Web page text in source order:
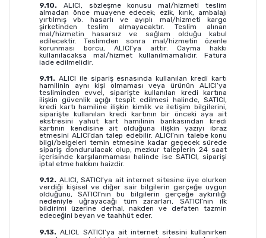
9.10. ALICI, sözleşme konusu mal/hizmeti teslim
almadan önce muayene edecek; ezik, kırık, ambalajı
yırtılmış vb. hasarlı ve ayıplı mal/hizmeti kargo
şirketinden teslim almayacaktır. Teslim alınan
mal/hizmetin hasarsız ve sağlam olduğu kabul
edilecektir. Teslimden sonra mal/hizmetin özenle
korunması borcu, ALICI’ya aittir. Cayma hakkı
kullanılacaksa mal/hizmet kullanılmamalıdır. Fatura
iade edilmelidir.
9.11. ALICI ile sipariş esnasında kullanılan kredi kartı
hamilinin aynı kişi olmaması veya ürünün ALICI’ya
tesliminden evvel, siparişte kullanılan kredi kartına
ilişkin güvenlik açığı tespit edilmesi halinde, SATICI,
kredi kartı hamiline ilişkin kimlik ve iletişim bilgilerini,
siparişte kullanılan kredi kartının bir önceki aya ait
ekstresini yahut kart hamilinin bankasından kredi
kartının kendisine ait olduğuna ilişkin yazıyı ibraz
etmesini ALICI’dan talep edebilir. ALICI’nın talebe konu
bilgi/belgeleri temin etmesine kadar geçecek sürede
sipariş dondurulacak olup, mezkur taleplerin 24 saat
içerisinde karşılanmaması halinde ise SATICI, siparişi
iptal etme hakkını haizdir.
9.12. ALICI, SATICI’ya ait internet sitesine üye olurken
verdiği kişisel ve diğer sair bilgilerin gerçeğe uygun
olduğunu, SATICI’nın bu bilgilerin gerçeğe aykırılığı
nedeniyle uğrayacağı tüm zararları, SATICI’nın ilk
bildirimi üzerine derhal, nakden ve defaten tazmin
edeceğini beyan ve taahhüt eder.
9.13. ALICI, SATICI’ya ait internet sitesini kullanırken